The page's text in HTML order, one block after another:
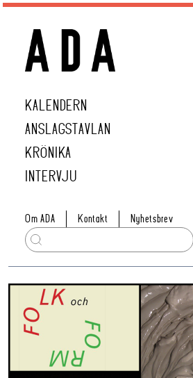
KALENDERN
ANSLAGSTAVLAN
KRÖNIKA
INTERVJU
Om ADA Kontakt Nyhetsbrev